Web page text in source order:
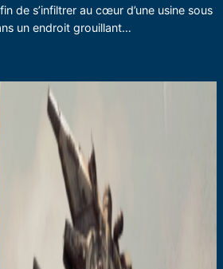
de s’infiltrer au cœur d’une usine sous
un endroit grouillant…